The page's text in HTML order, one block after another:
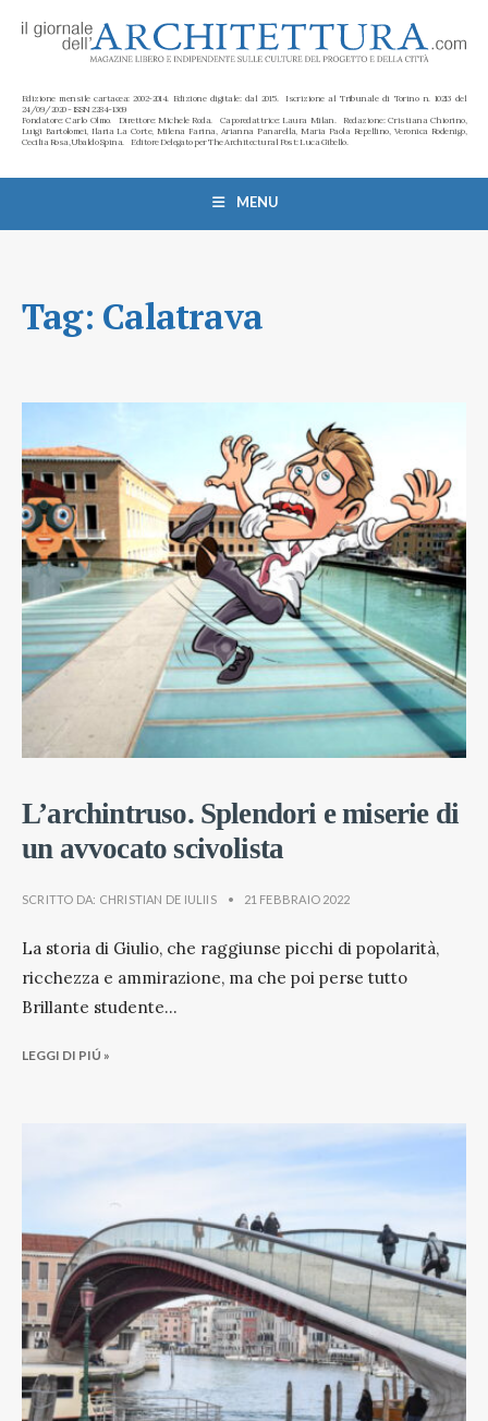
Edizione mensile cartacea: 2002-2014. Edizione digitale: dal 2015. Iscrizione al Tribunale di Torino n. 10213 del
24/09/2020 - ISSN 2284-1369
Fondatore: Carlo Olmo. Direttore: Michele Roda. Caporedattrice: Laura Milan. Redazione: Cristiana Chiorino,
Luigi Bartolomei, Ilaria La Corte, Milena Farina, Arianna Panarella, Maria Paola Repellino, Veronica Rodenigo,
Cecilia Rosa, Ubaldo Spina. Editore Delegato per The Architectural Post: Luca Gibello.
MENU
Tag: Calatrava
L’archintruso. Splendori e miserie di
un avvocato scivolista
SCRITTO DA: CHRISTIAN DE IULIIS • 21 FEBBRAIO 2022
La storia di Giulio, che raggiunse picchi di popolarità,
ricchezza e ammirazione, ma che poi perse tutto
Brillante studente...
LEGGI DI PIÚ »